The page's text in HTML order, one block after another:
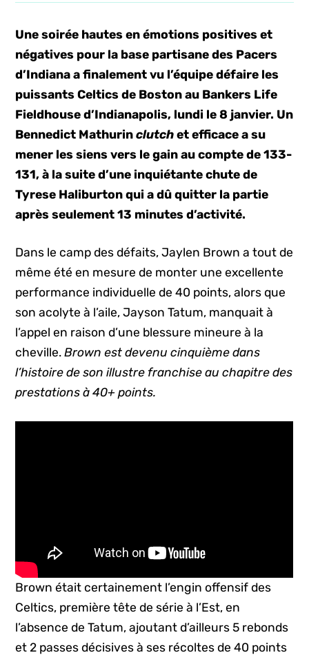
Une soirée hautes en émotions positives et
négatives pour la base partisane des Pacers
d’Indiana a finalement vu l’équipe défaire les
puissants Celtics de Boston au Bankers Life
Fieldhouse d’Indianapolis, lundi le 8 janvier. Un
Bennedict Mathurinclutchet efficace a su
mener les siens vers le gain au compte de 133-
131, à la suite d’une inquiétante chute de
Tyrese Haliburton qui a dû quitter la partie
après seulement 13 minutes d’activité.
Dans le camp des défaits, Jaylen Brown a tout de
même été en mesure de monter une excellente
performance individuelle de 40 points, alors que
son acolyte à l’aile, Jayson Tatum, manquait à
l’appel en raison d’une blessure mineure à la
cheville.Brown est devenu cinquième dans
l’histoire de son illustre franchise au chapitre des
prestations à 40+ points.
Brown était certainement l’engin offensif des
Celtics, première tête de série à l’Est, en
l’absence de Tatum, ajoutant d’ailleurs 5 rebonds
et 2 passes décisives à ses récoltes de 40 points